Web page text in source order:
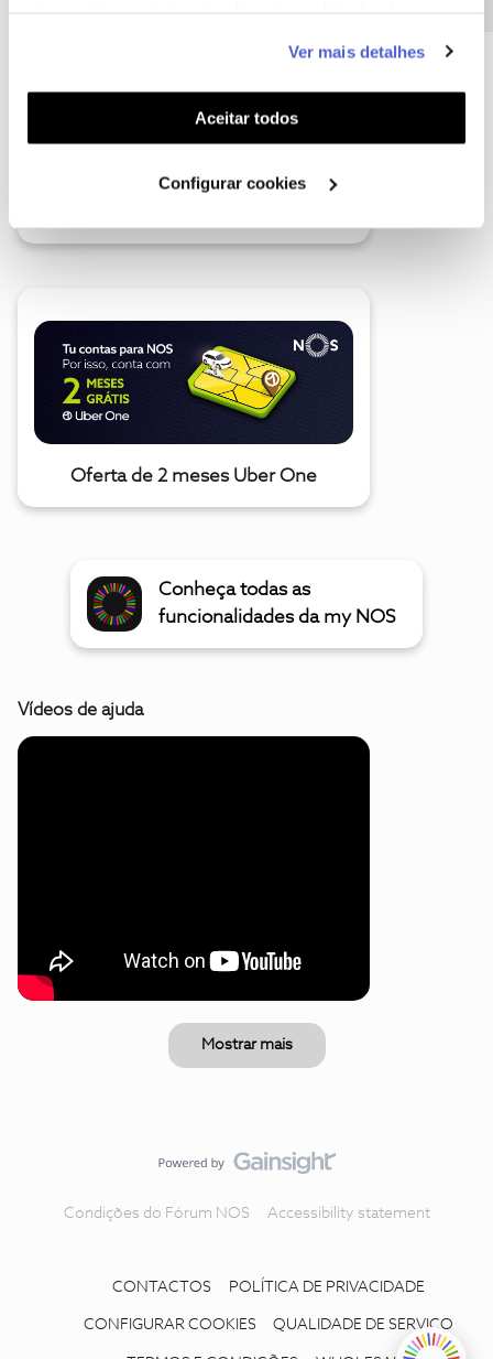
funcionalidades (cookies de personalização e
funcionalidade) e adaptar anúncios aos seus interesses
(cookies de publicidade personalizada). Pode gerir a
utilização dos cookies clicando em "Configurar
Ver mais detalhes
Aceitar todos
Configurar cookies
Oferta de 2 meses Uber One
Conheça todas as
funcionalidades da my NOS
Vídeos de ajuda
Mostrar mais
Condições do Fórum NOS Accessibility statement
CONTACTOS POLÍTICA DE PRIVACIDADE
CONFIGURAR COOKIES QUALIDADE DE SERVIÇO